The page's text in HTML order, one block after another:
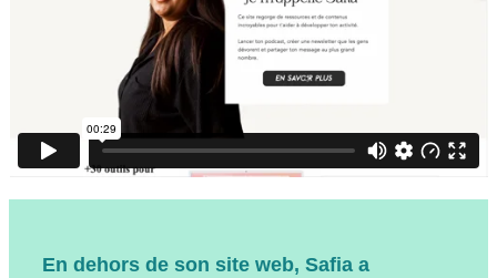
En dehors de son site web, Safia a